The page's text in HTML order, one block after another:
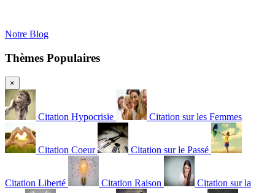
Notre Blog
Thèmes Populaires
×
Citation Hypocrisie Citation sur les Femmes
Citation Coeur Citation sur le Passé
Citation Liberté Citation Raison Citation sur la